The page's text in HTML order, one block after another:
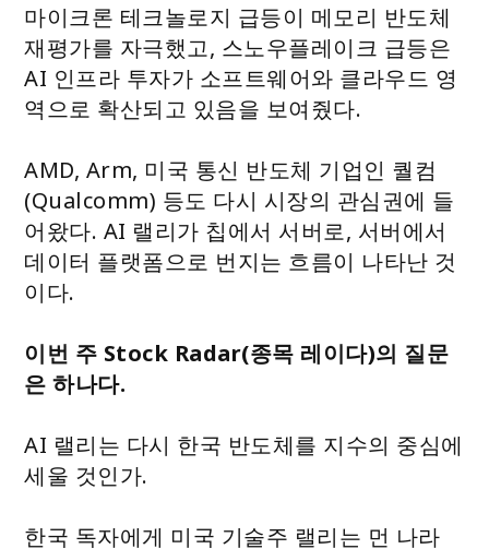
마이크론 테크놀로지 급등이 메모리 반도체
재평가를 자극했고, 스노우플레이크 급등은
AI 인프라 투자가 소프트웨어와 클라우드 영
역으로 확산되고 있음을 보여줬다.
AMD, Arm, 미국 통신 반도체 기업인 퀄컴
(Qualcomm) 등도 다시 시장의 관심권에 들
어왔다. AI 랠리가 칩에서 서버로, 서버에서
데이터 플랫폼으로 번지는 흐름이 나타난 것
이다.
이번 주 Stock Radar(종목 레이다)의 질문
은 하나다.
AI 랠리는 다시 한국 반도체를 지수의 중심에
세울 것인가.
한국 독자에게 미국 기술주 랠리는 먼 나라